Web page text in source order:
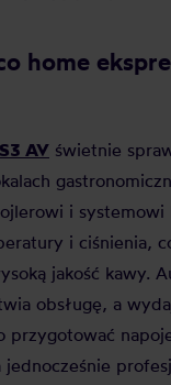
home
AV świetnie
i systemowi
i ciśnienia,
jakość kawy.
obsługę, a
przygotować